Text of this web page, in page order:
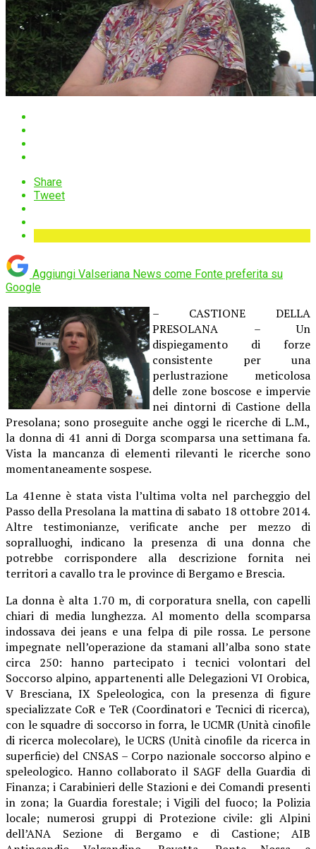
Share
Tweet
Aggiungi Valseriana News come Fonte preferita su
Google
– CASTIONE DELLA
PRESOLANA – Un
dispiegamento di forze
consistente per una
perlustrazione meticolosa
delle zone boscose e impervie
nei dintorni di Castione della
Presolana; sono proseguite anche oggi le ricerche di L.M.,
la donna di 41 anni di Dorga scomparsa una settimana fa.
Vista la mancanza di elementi rilevanti le ricerche sono
momentaneamente sospese.
La 41enne è stata vista l’ultima volta nel parcheggio del
Passo della Presolana la mattina di sabato 18 ottobre 2014.
Altre testimonianze, verificate anche per mezzo di
sopralluoghi, indicano la presenza di una donna che
potrebbe corrispondere alla descrizione fornita nei
territori a cavallo tra le province di Bergamo e Brescia.
La donna è alta 1.70 m, di corporatura snella, con capelli
chiari di media lunghezza. Al momento della scomparsa
indossava dei jeans e una felpa di pile rossa. Le persone
impegnate nell’operazione da stamani all’alba sono state
circa 250: hanno partecipato i tecnici volontari del
Soccorso alpino, appartenenti alle Delegazioni VI Orobica,
V Bresciana, IX Speleologica, con la presenza di figure
specializzate CoR e TeR (Coordinatori e Tecnici di ricerca),
con le squadre di soccorso in forra, le UCMR (Unità cinofile
di ricerca molecolare), le UCRS (Unità cinofile da ricerca in
superficie) del CNSAS – Corpo nazionale soccorso alpino e
speleologico. Hanno collaborato il SAGF della Guardia di
Finanza; i Carabinieri delle Stazioni e dei Comandi presenti
in zona; la Guardia forestale; i Vigili del fuoco; la Polizia
locale; numerosi gruppi di Protezione civile: gli Alpini
dell’ANA Sezione di Bergamo e di Castione; AIB